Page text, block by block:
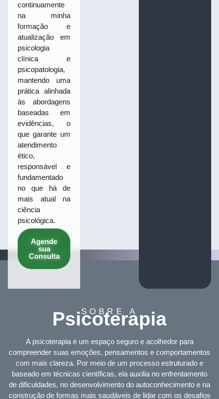
continuamente
na minha
formação e
atualização em
psicologia
clínica e
psicopatologia,
mantendo uma
prática alinhada
às abordagens
baseadas em
evidências, o
que garante um
atendimento
ético,
responsável e
fundamentado
no que há de
mais atual na
ciência
psicológica.
Agende
sua
Consulta
SOBRE A
Psicoterapia
A psicoterapia é um espaço seguro e acolhedor para
compreender suas emoções, pensamentos e comportamentos
com mais clareza. Por meio de um processo estruturado e
baseado em técnicas científicas, ela auxilia no enfrentamento
de dificuldades, no desenvolvimento do autoconhecimento e na
construção de formas mais saudáveis de lidar com os desafios